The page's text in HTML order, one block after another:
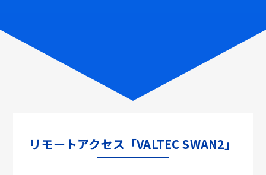
リモートアクセス「VALTEC SWAN2」